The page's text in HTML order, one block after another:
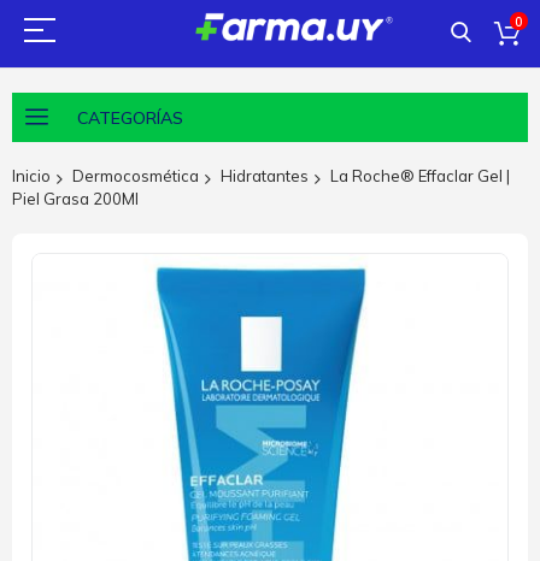
0
CATEGORÍAS
Inicio Dermocosmética Hidratantes
La Roche® Effaclar Gel |
Piel Grasa 200Ml